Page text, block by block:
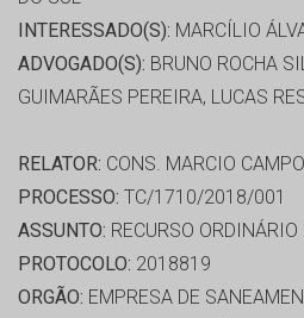
INTERESSADO(S): MARCÍLIO
ADVOGADO(S): BRUNO ROCHA
GUIMARÃES PEREIRA, LUCAS
RELATOR: CONS. MARCIO
PROCESSO: TC/1710/2018/001
ASSUNTO: RECURSO
PROTOCOLO: 2018819
ORGÃO: EMPRESA DE